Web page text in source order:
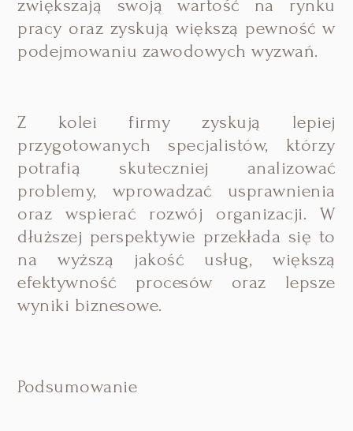
zwiększają swoją wartość na rynku
pracy oraz zyskują większą pewność w
podejmowaniu zawodowych wyzwań.
Z kolei firmy zyskują lepiej
przygotowanych specjalistów, którzy
potrafią skuteczniej analizować
problemy, wprowadzać usprawnienia
oraz wspierać rozwój organizacji. W
dłuższej perspektywie przekłada się to
na wyższą jakość usług, większą
efektywność procesów oraz lepsze
wyniki biznesowe.
Podsumowanie